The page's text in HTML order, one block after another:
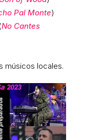
Pal Monte)
(No Cantes
músicos locales.